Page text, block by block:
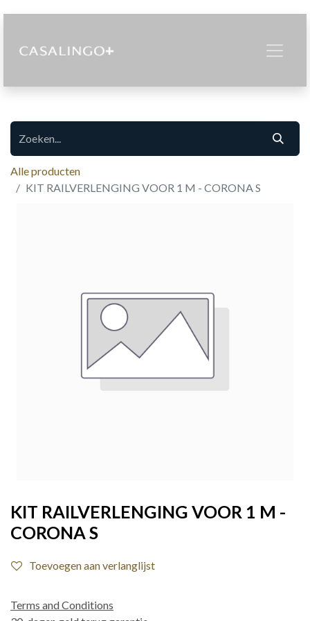
Alle producten
KIT RAILVERLENGING VOOR 1 M - CORONA S
KIT RAILVERLENGING VOOR 1 M -
CORONA S
Toevoegen aan verlanglijst
Terms and Conditions